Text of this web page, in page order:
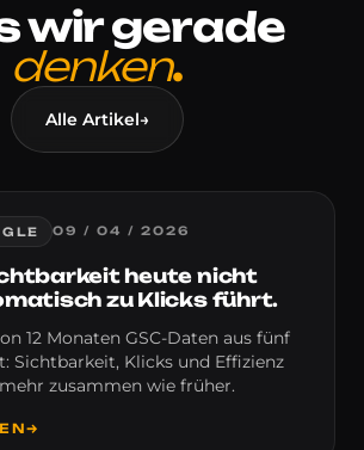
wir gerade
denken.
Alle Artikel→
09 / 04 / 2026
heute nicht
zu Klicks führt.
12 Monaten GSC-Daten aus fünf
Sichtbarkeit, Klicks und Effizienz
zusammen wie früher.
→